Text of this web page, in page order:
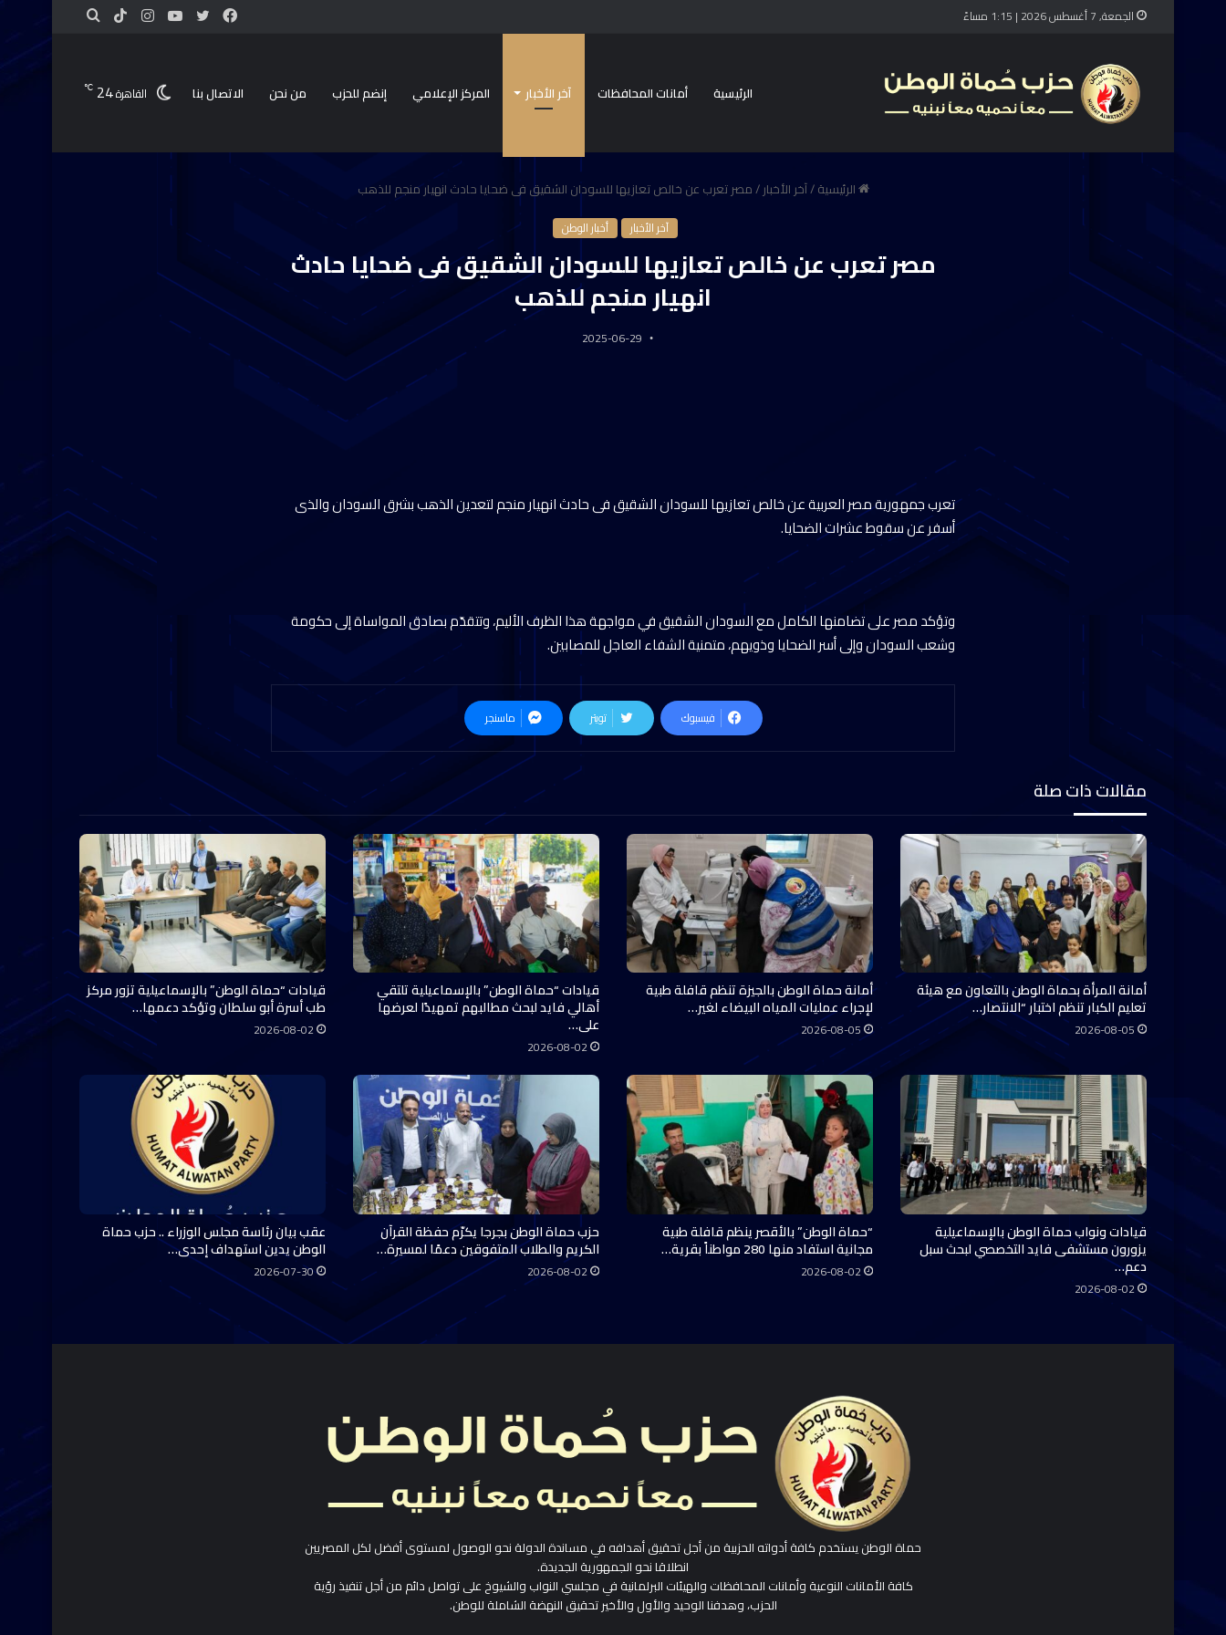
الجمعة, 7 أغسطس 2026 | 1:15 مساءً
الرئيسية أمانات المحافظات آخر الأخبار المركز الإعلامي إنضم للحزب من نحن الاتصال بنا القاهرة24
℃
الرئيسية/آخر الأخبار/مصر تعرب عن خالص تعازيها للسودان الشقيق فى ضحايا حادث انهيار منجم للذهب
آخر الأخبار أخبار الوطن
مصر تعرب عن خالص تعازيها للسودان الشقيق فى ضحايا حادث
انهيار منجم للذهب
2025-06-29
تعرب جمهورية مصر العربية عن خالص تعازيها للسودان الشقيق فى حادث انهيار منجم لتعدين الذهب بشرق السودان والذى
أسفر عن سقوط عشرات الضحايا.
وتؤكد مصر على تضامنها الكامل مع السودان الشقيق في مواجهة هذا الظرف الأليم، وتتقدّم بصادق المواساة إلى حكومة
وشعب السودان وإلى أسر الضحايا وذويهم، متمنية الشفاء العاجل للمصابين.
فيسبوك تويتر ماسنجر
مقالات ذات صلة
أمانة المرأة بحماة الوطن بالتعاون مع هيئة
تعليم الكبار تنظم اختبار “الانتصار…
2026-08-05
أمانة حماة الوطن بالجيزة تنظم قافلة طبية
لإجراء عمليات المياه البيضاء لغير…
2026-08-05
قيادات “حماة الوطن” بالإسماعيلية تلتقي
أهالي فايد لبحث مطالبهم تمهيدًا لعرضها
على…
2026-08-02
قيادات “حماة الوطن” بالإسماعيلية تزور مركز
طب أسرة أبو سلطان وتؤكد دعمها…
2026-08-02
قيادات ونواب حماة الوطن بالإسماعيلية
يزورون مستشفى فايد التخصصي لبحث سبل
دعم…
2026-08-02
“حماة الوطن” بالأقصر ينظم قافلة طبية
مجانية استفاد منها 280 مواطناً بقرية…
2026-08-02
حزب حماة الوطن بجرجا يكرّم حفظة القرآن
الكريم والطلاب المتفوقين دعمًا لمسيرة…
2026-08-02
عقب بيان رئاسة مجلس الوزراء .. حزب حماة
الوطن يدين استهداف إحدى…
2026-07-30
حماة الوطن يستخدم كافة أدواته الحزبية من أجل تحقيق أهدافه في مساندة الدولة نحو الوصول لمستوى أفضل لكل المصريين
انطلاقا نحو الجمهورية الجديدة.
كافة الأمانات النوعية وأمانات المحافظات والهيئات البرلمانية في مجلسي النواب والشيوخ على تواصل دائم من أجل تنفيذ رؤية
الحزب، وهدفنا الوحيد والأول والأخير تحقيق النهضة الشاملة للوطن.